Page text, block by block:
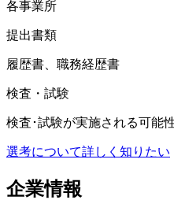
各事業所
提出書類
履歴書、職務経歴書
検査・試験
検査･試験が実施される可能
選考について詳しく知りたい
企業情報